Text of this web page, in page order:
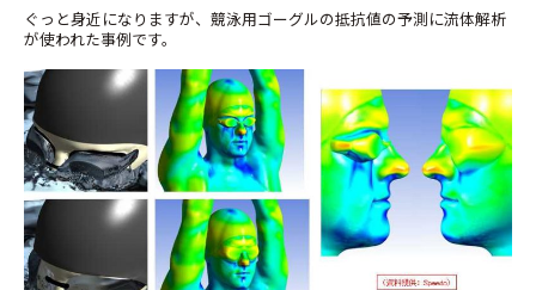
ぐっと身近になりますが、競泳用ゴーグルの抵抗値の予測に流体解析
が使われた事例です。